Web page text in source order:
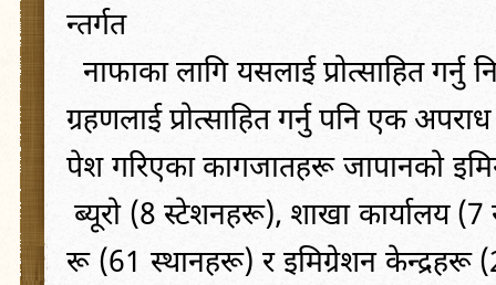
न्तर्गत
नाफाका लागि यसलाई प्रोत्साहित गर्नु
ग्रहणलाई प्रोत्साहित गर्नु पनि एक अपराध
पेश गरिएका कागजातहरू जापानको
ब्यूरो(8 स्टेशनहरू), शाखा कार्यालय(7
रू(61 स्थानहरू) र इमिग्रेशन केन्द्रहरू(